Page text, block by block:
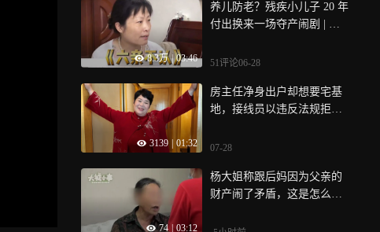
8.3万 | 03:46
养儿防老？残疾小儿子 20 年
付出换来一场夺产闹剧 | 纪
51评论06-28
3139 01:32
房主任净身出户却想要宅基
地，接线员以违反法规拒
07-28
74 03:12
杨大姐称跟后妈因为父亲的
财产闹了矛盾，这是怎么回